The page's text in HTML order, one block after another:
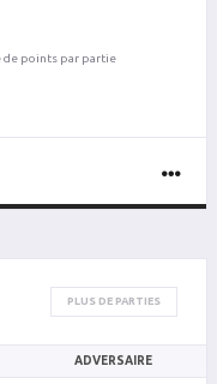
de points par partie
PLUS DE PARTIES
ADVERSAIRE